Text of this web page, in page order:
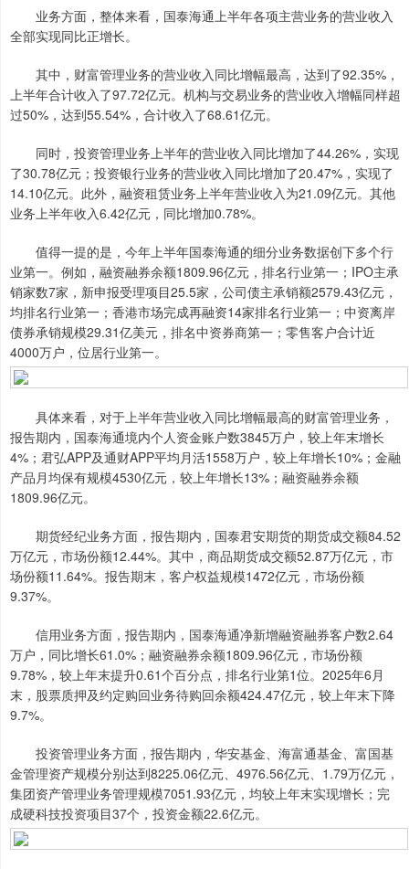
业务方面，整体来看，国泰海通上半年各项主营业务的营业收入
全部实现同比正增长。
其中，财富管理业务的营业收入同比增幅最高，达到了92.35%，
上半年合计收入了97.72亿元。机构与交易业务的营业收入增幅同样超
过50%，达到55.54%，合计收入了68.61亿元。
同时，投资管理业务上半年的营业收入同比增加了44.26%，实现
了30.78亿元；投资银行业务的营业收入同比增加了20.47%，实现了
14.10亿元。此外，融资租赁业务上半年营业收入为21.09亿元。其他
业务上半年收入6.42亿元，同比增加0.78%。
值得一提的是，今年上半年国泰海通的细分业务数据创下多个行
业第一。例如，融资融券余额1809.96亿元，排名行业第一；IPO主承
销家数7家，新申报受理项目25.5家，公司债主承销额2579.43亿元，
均排名行业第一；香港市场完成再融资14家排名行业第一；中资离岸
债券承销规模29.31亿美元，排名中资券商第一；零售客户合计近
4000万户，位居行业第一。
具体来看，对于上半年营业收入同比增幅最高的财富管理业务，
报告期内，国泰海通境内个人资金账户数3845万户，较上年末增长
4%；君弘APP及通财APP平均月活1558万户，较上年增长10%；金融
产品月均保有规模4530亿元，较上年增长13%；融资融券余额
1809.96亿元。
期货经纪业务方面，报告期内，国泰君安期货的期货成交额84.52
万亿元，市场份额12.44%。其中，商品期货成交额52.87万亿元，市
场份额11.64%。报告期末，客户权益规模1472亿元，市场份额
9.37%。
信用业务方面，报告期内，国泰海通净新增融资融券客户数2.64
万户，同比增长61.0%；融资融券余额1809.96亿元，市场份额
9.78%，较上年末提升0.61个百分点，排名行业第1位。2025年6月
末，股票质押及约定购回业务待购回余额424.47亿元，较上年末下降
9.7%。
投资管理业务方面，报告期内，华安基金、海富通基金、富国基
金管理资产规模分别达到8225.06亿元、4976.56亿元、1.79万亿元，
集团资产管理业务管理规模7051.93亿元，均较上年末实现增长；完
成硬科技投资项目37个，投资金额22.6亿元。